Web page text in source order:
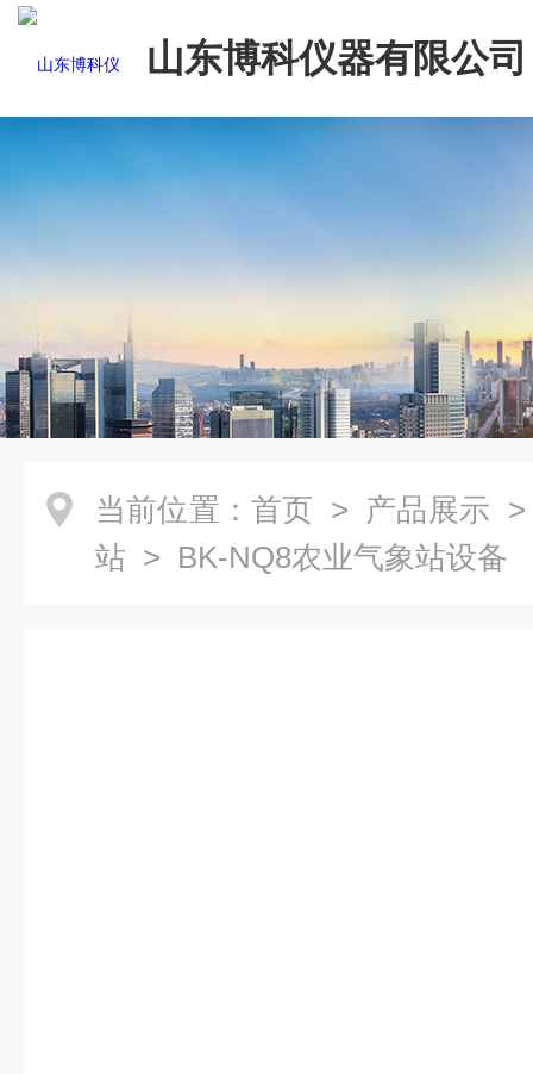
山东博科仪器有限公司
当前位置： 首页 > 产品展示
站 > BK-NQ8农业气象站设备